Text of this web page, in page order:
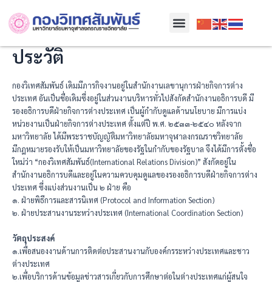
content
Menu
ประวัติ
กองวิเทศสัมพันธ์ เดิมมีภารกิจงานอยู่ในสำนักงานเลขานุการฝ่ายกิจการต่าง
ประเทศ อันเป็นชื่อเดิมซึ่งอยู่ในส่วนงานบริหารทั่วไปสังกัดสำนักงานอธิการบดี มี
รองอธิการบดีฝ่ายกิจการต่างประเทศ เป็นผู้กำกับดูแลด้านนโยบาย มีการแบ่ง
หน่วยงานเป็นฝ่ายกิจการต่างประเทศ ตั้งแต่ปี พ.ศ. ๒๕๓๓-๒๕๔๐ หลังจาก
มหาวิทยาลัย ได้มีพระราชบัญญัติมหาวิทยาลัยมหาจุฬาลงกรณราชวิทยาลัย
มีกฎหมายรองรับให้เป็นมหาวิทยาลัยของรัฐในกำกับของรัฐบาล จึงได้มีการตั้งชื่อ
ใหม่ว่า “กองวิเทศสัมพันธ์(International Relations Division)” สังกัดอยู่ใน
สำนักงานอธิการบดีและอยู่ในความควบคุมดูแลของรองอธิการบดีฝ่ายกิจการต่าง
ประเทศ ซึ่งแบ่งส่วนงานเป็น ๒ ฝ่าย คือ
๑. ฝ่ายพิธีการและสารนิเทศ (Protocol and Information Section)
๒. ฝ่ายประสานงานระหว่างประเทศ (International Coordination Section)
วัตถุประสงค์
๑.เพื่อสนองงานด้านการติดต่อประสานงานกับองค์กรระหว่างประเทศและชาว
ต่างประเทศ
๒.เพื่อบริการด้านข้อมูลข่าวสารเกี่ยวกับการศึกษาต่อในต่างประเทศแก่ผู้สนใจ